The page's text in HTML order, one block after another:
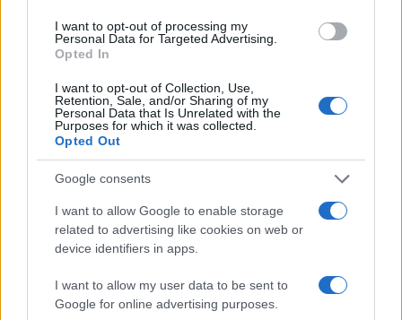
I want to opt-out of processing my
Personal Data for Targeted Advertising.
Opted In
I want to opt-out of Collection, Use,
Retention, Sale, and/or Sharing of my
Personal Data that Is Unrelated with the
Purposes for which it was collected.
Opted Out
Google consents
I want to allow Google to enable storage
related to advertising like cookies on web or
device identifiers in apps.
I want to allow my user data to be sent to
Google for online advertising purposes.
Continua a leggere